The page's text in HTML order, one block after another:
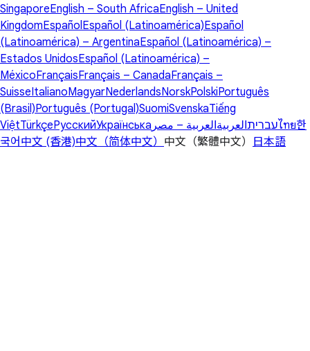
SingaporeEnglish – South AfricaEnglish – United
KingdomEspañol Español (Latinoamérica)Español
(Latinoamérica) – ArgentinaEspañol (Latinoamérica) –
Estados UnidosEspañol (Latinoamérica) –
MéxicoFrançaisFrançais – CanadaFrançais –
SuisseItalianoMagyarNederlandsNorskPolskiPortuguês
(Brasil)Português (Portugal)SuomiSvenskaTiếng
ViệtTürkçeРусскийУкраїнська עבריתالعربيةالعربية – مصر ไทย한
국어 中文 (香港)中文（简体中文） 中文（繁體中文） 日本語